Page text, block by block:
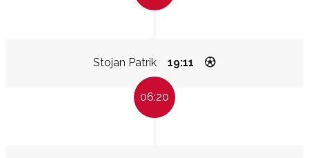
Stojan Patrik 19:11
06:20